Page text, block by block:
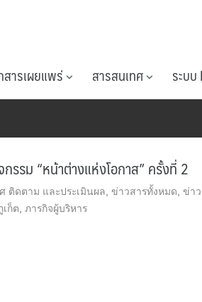
สารเผยแพร่ สารสนเทศ ระบ
รรม “หน้าต่างแห่งโอกาส” ครั้งที่ 2
ติดตาม และประเมินผล ข่าวสารทั้งหมด ข่า
ก็ต ภารกิจผู้บริหาร